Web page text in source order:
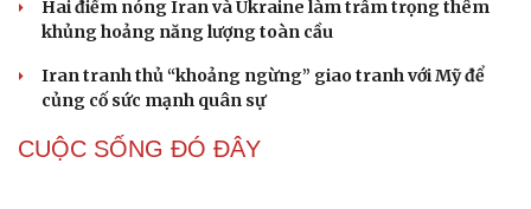
Đột phá hiếm hoi tại Gaza giữa những hoài nghi
Quốc và Nga